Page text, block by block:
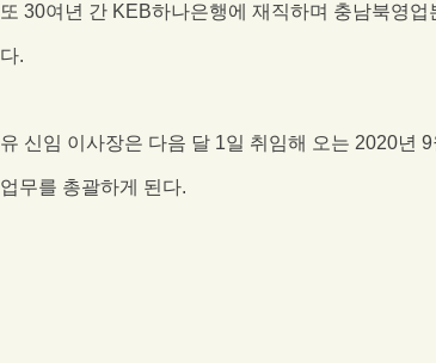
또 30여년 간 KEB하나은행에 재직하며 충남북영업
다.
유 신임 이사장은 다음 달 1일 취임해 오는 2020년 9
업무를 총괄하게 된다.